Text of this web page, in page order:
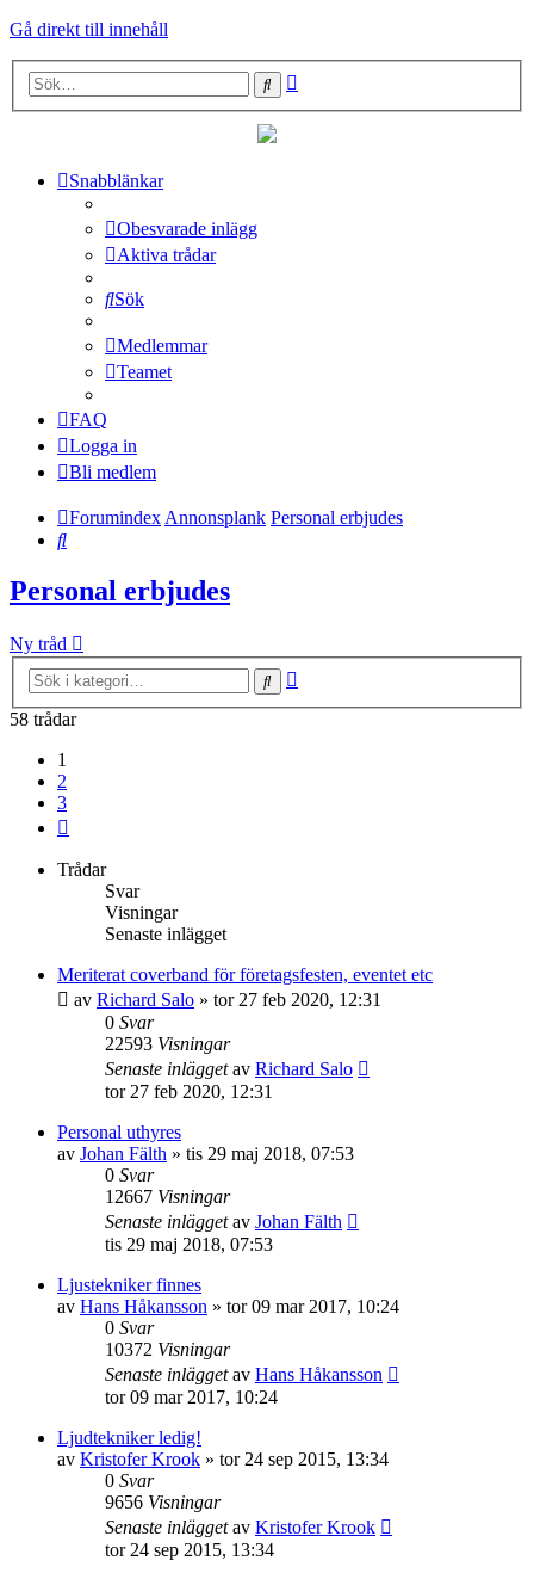
Gå direkt till innehåll
Sök
Snabblänkar
Obesvarade inlägg
Aktiva trådar
Sök
Medlemmar
Teamet
FAQ
Logga in
Bli medlem
Forumindex Annonsplank Personal erbjudes
Sök
Personal erbjudes
Ny tråd
Sök
58 trådar
1
2
3
Trådar
Svar
Visningar
Senaste inlägget
Meriterat coverband för företagsfesten, eventet etc
av Richard Salo » tor 27 feb 2020, 12:31
0 Svar
22593 Visningar
Senaste inläggetav Richard Salo
tor 27 feb 2020, 12:31
Personal uthyres
av Johan Fälth » tis 29 maj 2018, 07:53
0 Svar
12667 Visningar
Senaste inläggetav Johan Fälth
tis 29 maj 2018, 07:53
Ljustekniker finnes
av Hans Håkansson » tor 09 mar 2017, 10:24
0 Svar
10372 Visningar
Senaste inläggetav Hans Håkansson
tor 09 mar 2017, 10:24
Ljudtekniker ledig!
av Kristofer Krook » tor 24 sep 2015, 13:34
0 Svar
9656 Visningar
Senaste inläggetav Kristofer Krook
tor 24 sep 2015, 13:34